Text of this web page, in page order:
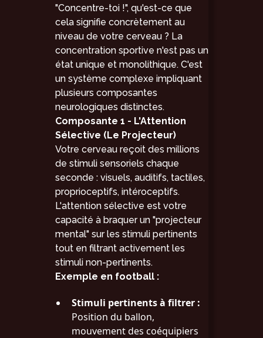
"Concentre-toi !", qu'est-ce que
cela signifie concrètement au
niveau de votre cerveau ? La
concentration sportive n'est pas un
état unique et monolithique. C'est
un système complexe impliquant
plusieurs composantes
neurologiques distinctes.
Composante 1 - L'Attention
Sélective (Le Projecteur)
Votre cerveau reçoit des millions
de stimuli sensoriels chaque
seconde : visuels, auditifs, tactiles,
proprioceptifs, intéroceptifs.
L'attention sélective est votre
capacité à braquer un "projecteur
mental" sur les stimuli pertinents
tout en filtrant activement les
stimuli non-pertinents.
Exemple en football :
Stimuli pertinents à filtrer :
Position du ballon,
mouvement des coéquipiers